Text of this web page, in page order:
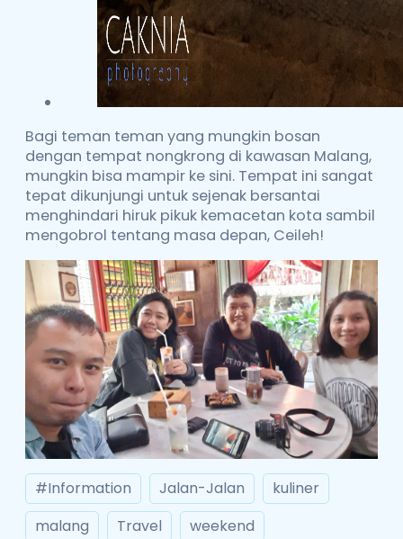
Bagi teman teman yang mungkin bosan
dengan tempat nongkrong di kawasan Malang,
mungkin bisa mampir ke sini. Tempat ini sangat
tepat dikunjungi untuk sejenak bersantai
menghindari hiruk pikuk kemacetan kota sambil
mengobrol tentang masa depan, Ceileh!
#Information Jalan-Jalan
kuliner
malang
Travel
weekend